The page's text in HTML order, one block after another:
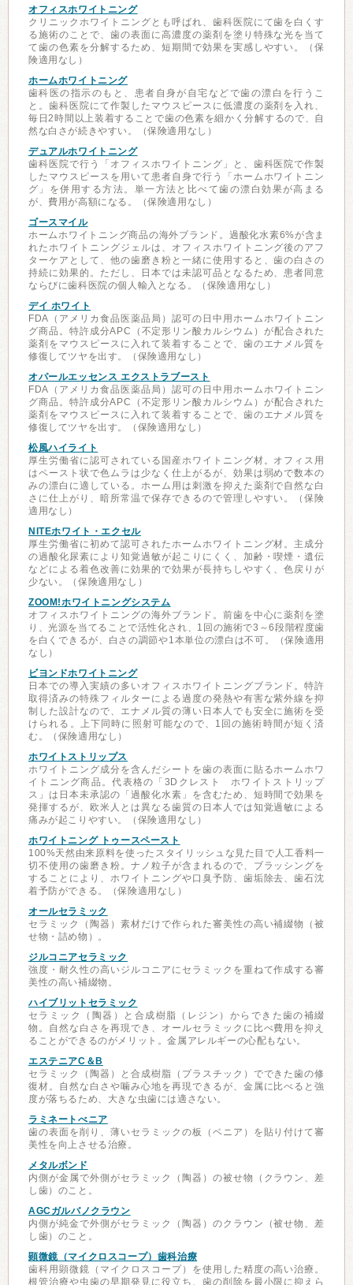
オフィスホワイトニング
クリニックホワイトニングとも呼ばれ、歯科医院にて歯を白くす
る施術のことで、歯の表面に高濃度の薬剤を塗り特殊な光を当て
て歯の色素を分解するため、短期間で効果を実感しやすい。（保
険適用なし）
ホームホワイトニング
歯科医の指示のもと、患者自身が自宅などで歯の漂白を行うこ
と。歯科医院にて作製したマウスピースに低濃度の薬剤を入れ、
毎日2時間以上装着することで歯の色素を細かく分解するので、自
然な白さが続きやすい。（保険適用なし）
デュアルホワイトニング
歯科医院で行う「オフィスホワイトニング」と、歯科医院で作製
したマウスピースを用いて患者自身で行う「ホームホワイトニン
グ」を併用する方法。単一方法と比べて歯の漂白効果が高まる
が、費用が高額になる。（保険適用なし）
ゴースマイル
ホームホワイトニング商品の海外ブランド。過酸化水素6%が含ま
れたホワイトニングジェルは、オフィスホワイトニング後のアフ
ターケアとして、他の歯磨き粉と一緒に使用すると、歯の白さの
持続に効果的。ただし、日本では未認可品となるため、患者同意
ならびに歯科医院の個人輸入となる。（保険適用なし）
デイ ホワイト
FDA（アメリカ食品医薬品局）認可の日中用ホームホワイトニン
グ商品。特許成分APC（不定形リン酸カルシウム）が配合された
薬剤をマウスピースに入れて装着することで、歯のエナメル質を
修復してツヤを出す。（保険適用なし）
オパールエッセンス エクストラブースト
FDA（アメリカ食品医薬品局）認可の日中用ホームホワイトニン
グ商品。特許成分APC（不定形リン酸カルシウム）が配合された
薬剤をマウスピースに入れて装着することで、歯のエナメル質を
修復してツヤを出す。（保険適用なし）
松風ハイライト
厚生労働省に認可されている国産ホワイトニング材。オフィス用
はペースト状で色ムラは少なく仕上がるが、効果は弱めで数本の
みの漂白に適している。ホーム用は刺激を抑えた薬剤で自然な白
さに仕上がり、暗所常温で保存できるので管理しやすい。（保険
適用なし）
NITEホワイト・エクセル
厚生労働省に初めて認可されたホームホワイトニング材。主成分
の過酸化尿素により知覚過敏が起こりにくく、加齢・喫煙・遺伝
などによる着色改善に効果的で効果が長持ちしやすく、色戻りが
少ない。（保険適用なし）
ZOOM!ホワイトニングシステム
オフィスホワイトニングの海外ブランド。前歯を中心に薬剤を塗
り、光源を当てることで活性化され、1回の施術で3～6段階程度歯
を白くできるが、白さの調節や1本単位の漂白は不可。（保険適用
なし）
ビヨンドホワイトニング
日本での導入実績の多いオフィスホワイトニングブランド。特許
取得済みの特殊フィルターによる過度の発熱や有害な紫外線を抑
制した設計なので、エナメル質の薄い日本人でも安全に施術を受
けられる。上下同時に照射可能なので、1回の施術時間が短く済
む。（保険適用なし）
ホワイトストリップス
ホワイトニング成分を含んだシートを歯の表面に貼るホームホワ
イトニング商品。代表格の「3Dクレスト ホワイトストリップ
ス」は日本未承認の「過酸化水素」を含むため、短時間で効果を
発揮するが、欧米人とは異なる歯質の日本人では知覚過敏による
痛みが起こりやすい。（保険適用なし）
ホワイトニング トゥースペースト
100%天然由来原料を使ったスタイリッシュな見た目で人工香料一
切不使用の歯磨き粉。ナノ粒子が含まれるので、ブラッシングを
することにより、ホワイトニングや口臭予防、歯垢除去、歯石沈
着予防ができる。（保険適用なし）
オールセラミック
セラミック（陶器）素材だけで作られた審美性の高い補綴物（被
せ物・詰め物）。
ジルコニアセラミック
強度・耐久性の高いジルコニアにセラミックを重ねて作成する審
美性の高い補綴物。
ハイブリットセラミック
セラミック（陶器）と合成樹脂（レジン）からできた歯の補綴
物。自然な白さを再現でき、オールセラミックに比べ費用を抑え
ることができるのがメリット。金属アレルギーの心配もない。
エステニアC＆B
セラミック（陶器）と合成樹脂（プラスチック）でできた歯の修
復材。自然な白さや噛み心地を再現できるが、金属に比べると強
度が落ちるため、大きな虫歯には適さない。
ラミネートべニア
歯の表面を削り、薄いセラミックの板（ベニア）を貼り付けて審
美性を向上させる治療。
メタルボンド
内側が金属で外側がセラミック（陶器）の被せ物（クラウン、差
し歯）のこと。
AGCガルバノクラウン
内側が純金で外側がセラミック（陶器）のクラウン（被せ物、差
し歯）のこと。
顕微鏡（マイクロスコープ）歯科治療
歯科用顕微鏡（マイクロスコープ）を使用した精度の高い治療。
根管治療や虫歯の早期発見に役立ち、歯の削除を最小限に抑えら